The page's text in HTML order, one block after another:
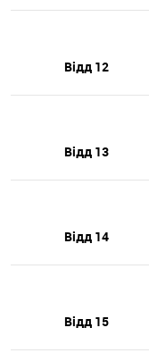
Відд 12
Відд 13
Відд 14
Відд 15